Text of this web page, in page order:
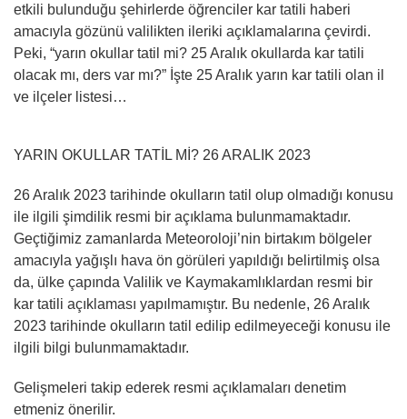
etkili bulunduğu şehirlerde öğrenciler kar tatili haberi
amacıyla gözünü valilikten ileriki açıklamalarına çevirdi.
Peki, “yarın okullar tatil mi? 25 Aralık okullarda kar tatili
olacak mı, ders var mı?” İşte 25 Aralık yarın kar tatili olan il
ve ilçeler listesi…
YARIN OKULLAR TATİL Mİ? 26 ARALIK 2023
26 Aralık 2023 tarihinde okulların tatil olup olmadığı konusu
ile ilgili şimdilik resmi bir açıklama bulunmamaktadır.
Geçtiğimiz zamanlarda Meteoroloji’nin birtakım bölgeler
amacıyla yağışlı hava ön görüleri yapıldığı belirtilmiş olsa
da, ülke çapında Valilik ve Kaymakamlıklardan resmi bir
kar tatili açıklaması yapılmamıştır. Bu nedenle, 26 Aralık
2023 tarihinde okulların tatil edilip edilmeyeceği konusu ile
ilgili bilgi bulunmamaktadır.
Gelişmeleri takip ederek resmi açıklamaları denetim
etmeniz önerilir.